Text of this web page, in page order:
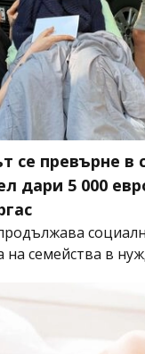
се превърне в
дари 5 000
семейства в